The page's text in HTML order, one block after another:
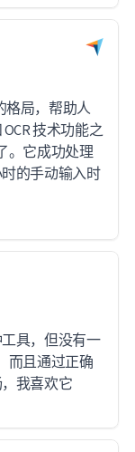
格局，帮助人
技术功能之
。它成功处理
的手动输入时
具，但没有一
而且通过正确
我喜欢它